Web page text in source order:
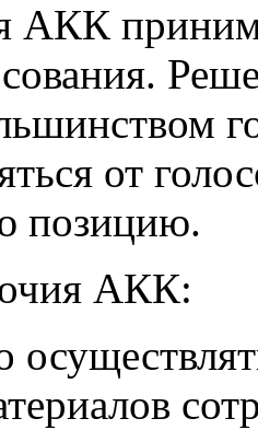
АКК
от
позицию.
АКК: